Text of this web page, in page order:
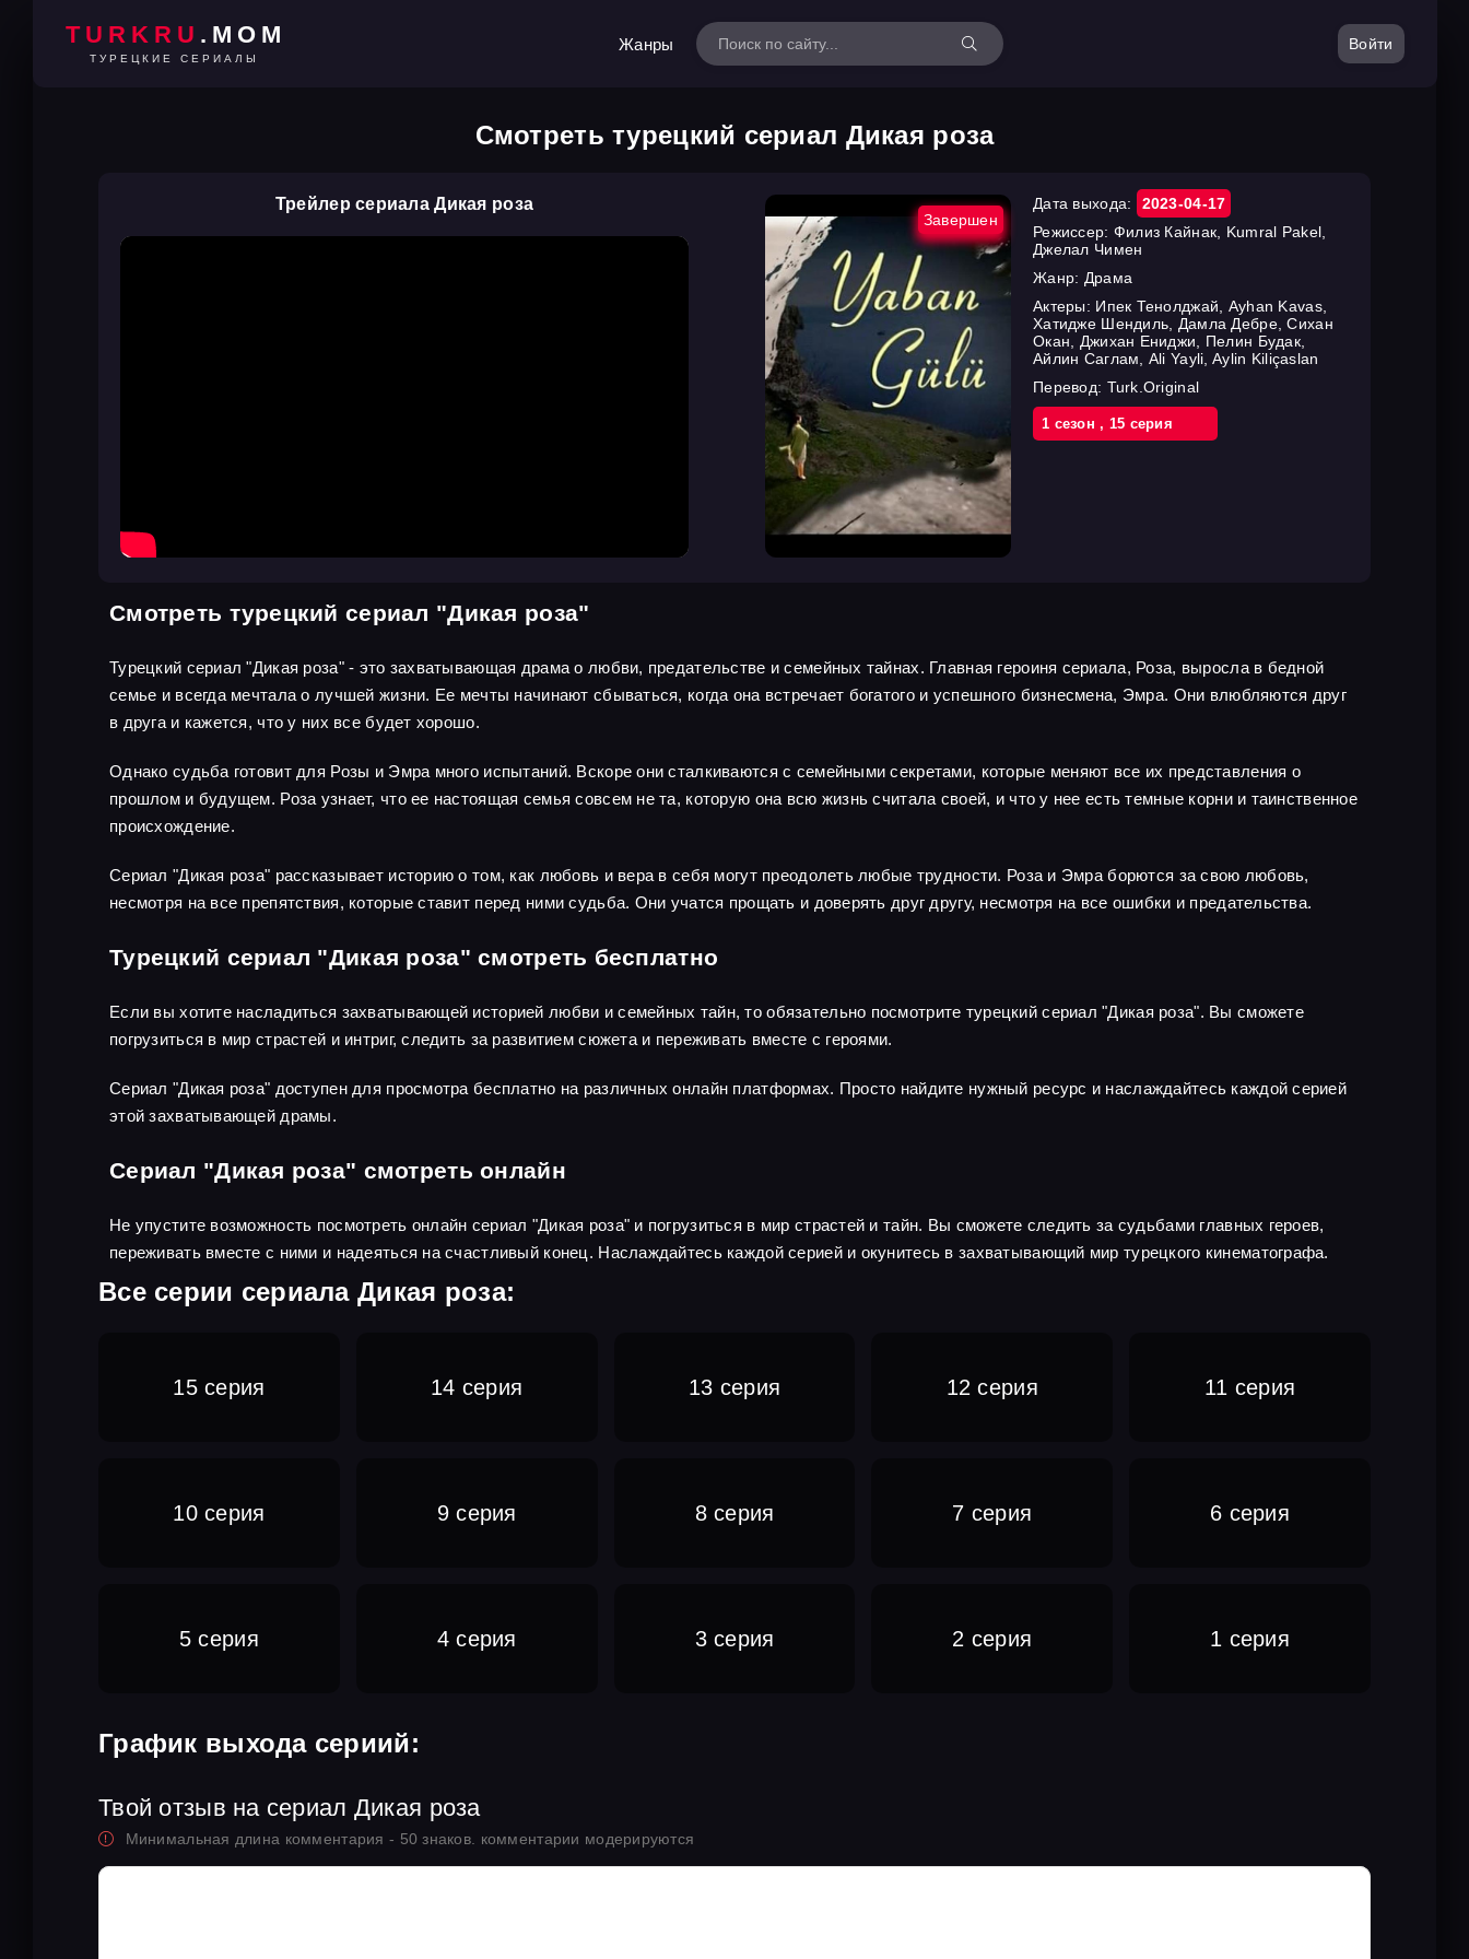
TURKRU .MOM
ТУРЕЦКИЕ СЕРИАЛЫ
Жанры Войти
Смотреть турецкий сериал Дикая роза
Трейлер сериала Дикая роза
Завершен
Дата выхода:
2023-04-17
Режиссер: Филиз Кайнак, Kumral Pakel,
Джелал Чимен
Жанр: Драма
Актеры: Ипек Тенолджай, Ayhan Kavas,
Хатидже Шендиль, Дамла Дебре, Сихан
Окан, Джихан Ениджи, Пелин Будак,
Айлин Саглам, Ali Yayli, Aylin Kiliçaslan
Перевод: Turk.Original
1 cезон, 15 cерия
Смотреть турецкий сериал "Дикая роза"
Турецкий сериал "Дикая роза" - это захватывающая драма о любви, предательстве и семейных тайнах. Главная героиня сериала, Роза, выросла в бедной
семье и всегда мечтала о лучшей жизни. Ее мечты начинают сбываться, когда она встречает богатого и успешного бизнесмена, Эмра. Они влюбляются друг
в друга и кажется, что у них все будет хорошо.
Однако судьба готовит для Розы и Эмра много испытаний. Вскоре они сталкиваются с семейными секретами, которые меняют все их представления о
прошлом и будущем. Роза узнает, что ее настоящая семья совсем не та, которую она всю жизнь считала своей, и что у нее есть темные корни и таинственное
происхождение.
Сериал "Дикая роза" рассказывает историю о том, как любовь и вера в себя могут преодолеть любые трудности. Роза и Эмра борются за свою любовь,
несмотря на все препятствия, которые ставит перед ними судьба. Они учатся прощать и доверять друг другу, несмотря на все ошибки и предательства.
Турецкий сериал "Дикая роза" смотреть бесплатно
Если вы хотите насладиться захватывающей историей любви и семейных тайн, то обязательно посмотрите турецкий сериал "Дикая роза". Вы сможете
погрузиться в мир страстей и интриг, следить за развитием сюжета и переживать вместе с героями.
Сериал "Дикая роза" доступен для просмотра бесплатно на различных онлайн платформах. Просто найдите нужный ресурс и наслаждайтесь каждой серией
этой захватывающей драмы.
Сериал "Дикая роза" смотреть онлайн
Не упустите возможность посмотреть онлайн сериал "Дикая роза" и погрузиться в мир страстей и тайн. Вы сможете следить за судьбами главных героев,
переживать вместе с ними и надеяться на счастливый конец. Наслаждайтесь каждой серией и окунитесь в захватывающий мир турецкого кинематографа.
Все серии сериала Дикая роза:
15 серия 14 серия 13 серия 12 серия 11 серия
10 серия 9 серия 8 серия 7 серия 6 серия
5 серия 4 серия 3 серия 2 серия 1 серия
График выхода сериий:
Твой отзыв на сериал Дикая роза
Минимальная длина комментария - 50 знаков. комментарии модерируются